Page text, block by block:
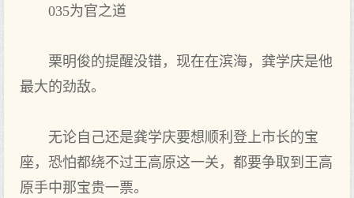
035为官之道
栗明俊的提醒没错，现在在滨海，龚学庆是他
最大的劲敌。
无论自己还是龚学庆要想顺利登上市长的宝
座，恐怕都绕不过王高原这一关，都要争取到王高
原手中那宝贵一票。